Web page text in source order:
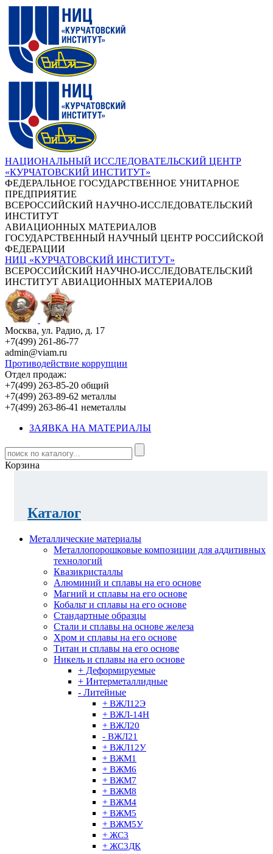
НАЦИОНАЛЬНЫЙ ИССЛЕДОВАТЕЛЬСКИЙ ЦЕНТР
«КУРЧАТОВСКИЙ ИНСТИТУТ»
ФЕДЕРАЛЬНОЕ ГОСУДАРСТВЕННОЕ УНИТАРНОЕ
ПРЕДПРИЯТИЕ
ВСЕРОССИЙСКИЙ НАУЧНО-ИССЛЕДОВАТЕЛЬСКИЙ
ИНСТИТУТ
АВИАЦИОННЫХ МАТЕРИАЛОВ
ГОСУДАРСТВЕННЫЙ НАУЧНЫЙ ЦЕНТР РОССИЙСКОЙ
ФЕДЕРАЦИИ
НИЦ «КУРЧАТОВСКИЙ ИНСТИТУТ»
ВСЕРОССИЙСКИЙ НАУЧНО-ИССЛЕДОВАТЕЛЬСКИЙ
ИНСТИТУТ АВИАЦИОННЫХ МАТЕРИАЛОВ
Москва, ул. Радио, д. 17
+7(499) 261-86-77
admin@viam.ru
Противодействие коррупции
Отдел продаж:
+7(499) 263-85-20 общий
+7(499) 263-89-62 металлы
+7(499) 263-86-41 неметаллы
ЗАЯВКА НА МАТЕРИАЛЫ
Корзина
Каталог
Металлические материалы
Металлопорошковые композиции для аддитивных
технологий
Квазикристаллы
Алюминий и сплавы на его основе
Магний и сплавы на его основе
Кобальт и сплавы на его основе
Стандартные образцы
Стали и сплавы на основе железа
Хром и сплавы на его основе
Титан и сплавы на его основе
Никель и сплавы на его основе
+ Деформируемые
+ Интерметаллидные
- Литейные
+ ВЖЛ12Э
+ ВЖЛ-14H
+ ВЖЛ20
- ВЖЛ21
+ ВЖЛ12У
+ ВЖМ1
+ ВЖМ6
+ ВЖМ7
+ ВЖМ8
+ ВЖМ4
+ ВЖМ5
+ ВЖМ5У
+ ЖС3
+ ЖС3ДК